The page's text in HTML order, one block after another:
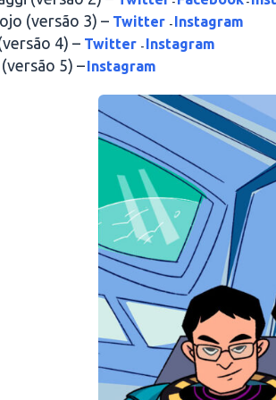
- -
(versão 3) – Twitter - Instagram
4) – Twitter - Instagram
5) –Instagram